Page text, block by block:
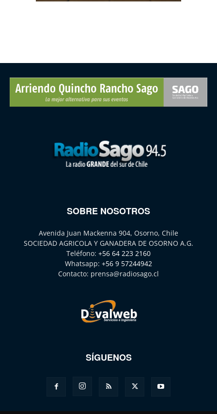
SOBRE NOSOTROS
Avenida Juan Mackenna 904, Osorno, Chile
SOCIEDAD AGRICOLA Y GANADERA DE OSORNO A.G.
Teléfono: +56 64 223 2160
Whatsapp: +56 9 57244942
Contacto: prensa@radiosago.cl
SÍGUENOS